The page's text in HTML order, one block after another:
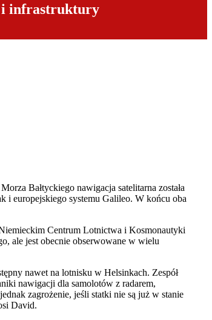
i infrastruktury
Bałtyckiego nawigacja satelitarna została
i europejskiego systemu Galileo. W końcu oba
Centrum Lotnictwa i Kosmonautyki
ale jest obecnie obserwowane w wielu
nawet na lotnisku w Helsinkach. Zespół
nawigacji dla samolotów z radarem,
zagrożenie, jeśli statki nie są już w stanie
David.